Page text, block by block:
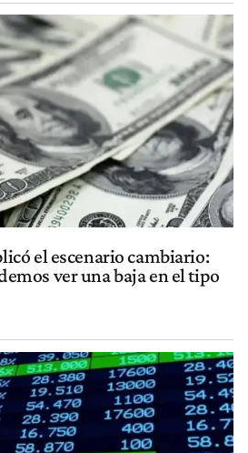
el escenario cambiario:
ver una baja en el tipo